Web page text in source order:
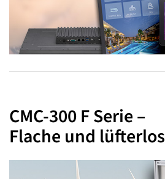
CMC-300 F Serie –
Flache und